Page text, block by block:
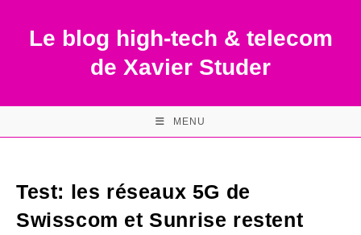
contentLe blog high-tech & telecom
de Xavier Studer
MENU
Test: les réseaux 5G de
Swisscom et Sunrise restent